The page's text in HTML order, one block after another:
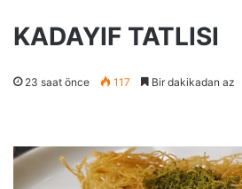
KADAYIF TATLISI
23 saat önce 117 Bir dakikadan az